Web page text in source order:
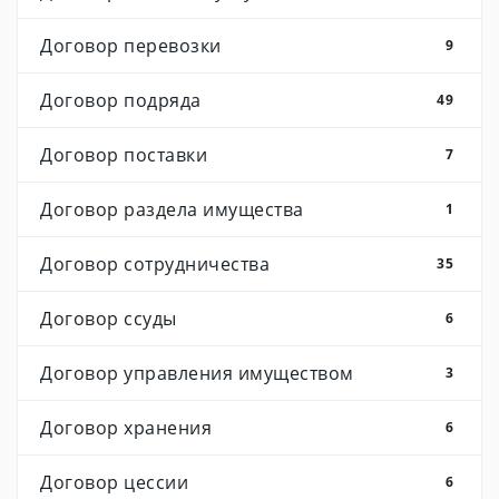
Договор перевозки 9
Договор подряда 49
Договор поставки 7
Договор раздела имущества 1
Договор сотрудничества 35
Договор ссуды 6
Договор управления имуществом 3
Договор хранения 6
Договор цессии 6